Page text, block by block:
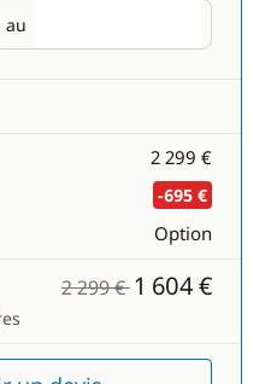
au
Retour
2 299 €
-695 €
Option
2 299 €1 604 €